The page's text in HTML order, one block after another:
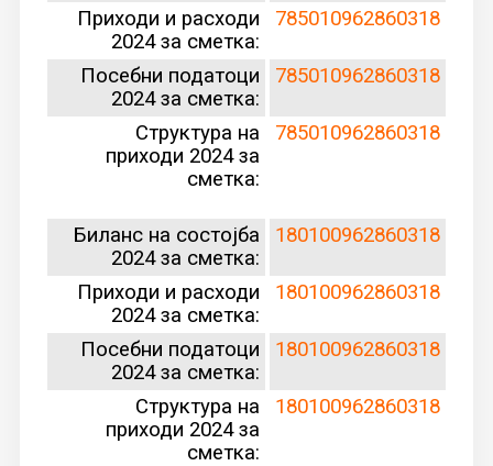
Приходи и расходи
2024 за сметка:
785010962860318
Посебни податоци
2024 за сметка:
785010962860318
Структура на
приходи 2024 за
сметка:
785010962860318
Биланс на состојба
2024 за сметка:
180100962860318
Приходи и расходи
2024 за сметка:
180100962860318
Посебни податоци
2024 за сметка:
180100962860318
Структура на
приходи 2024 за
сметка:
180100962860318